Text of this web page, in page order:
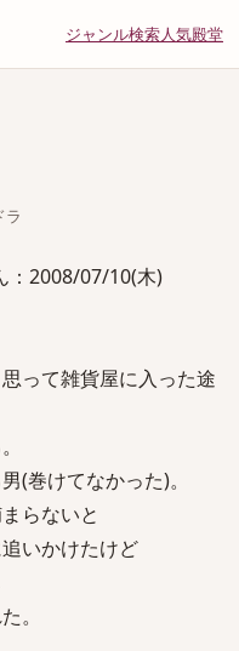
ジャンル検索人気殿堂
：2008/07/10(木)
って雑貨屋に入った途
(巻けてなかった)。
らないと
いかけたけど
。